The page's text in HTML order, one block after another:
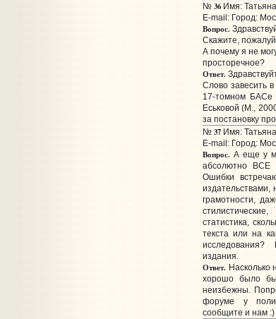
№ 36Имя:
E-mail: Город:
Вопрос.
Скажите,
А почему я не
просторечное?
Ответ.
Слово завесить
17-томном БАСе
Еськовой (М.,
за постановку
№ 37Имя:
E-mail: Город:
Вопрос.А еще у
абсолютно ВСЕ
Ошибки
издательствами,
грамотности,
статистика,
текста или на
исследования?
издания.
Ответ.Насколько
хорошо было бы
неизбежны.
форуме у
сообщите и нам :)